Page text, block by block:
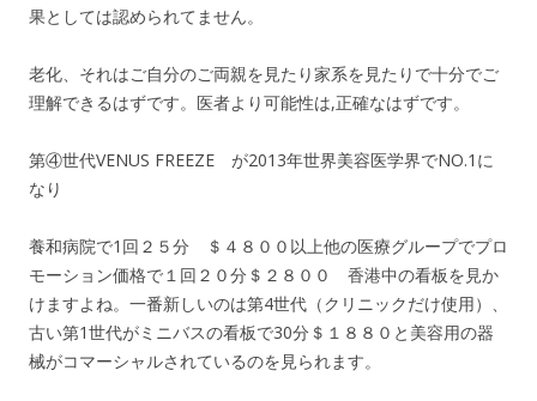
果としては認められてません。
老化、それはご自分のご両親を見たり家系を見たりで十分でご
理解できるはずです。医者より可能性は,正確なはずです。
第④世代VENUS FREEZE が2013年世界美容医学界でNO.1に
なり
養和病院で1回２５分 ＄４８００以上他の医療グループでプロ
モーション価格で１回２０分＄２８００ 香港中の看板を見か
けますよね。一番新しいのは第4世代（クリニックだけ使用）、
古い第1世代がミニバスの看板で30分＄１８８０と美容用の器
械がコマーシャルされているのを見られます。